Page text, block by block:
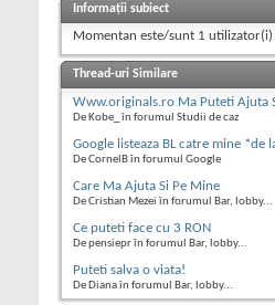
Informații subiect
Momentan este/sunt 1 utilizator(i)
Thread-uri Similare
Www.originals.ro Ma Puteti Ajuta
De Kobe_ în forumul Studii de caz
Google listeaza BL catre mine *de
De CornelB în forumul Google
Care Ma Ajuta Si Pe Mine
De Cristian Mezei în forumul Bar, lobby...
Ce puteti face cu 3 RON
De pensiepr în forumul Bar, lobby...
Puteti salva o viata!
De Diana în forumul Bar, lobby...